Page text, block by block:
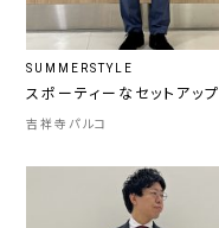
SUMMERSTYLE
スポーティーなセットアップ
吉祥寺パルコ